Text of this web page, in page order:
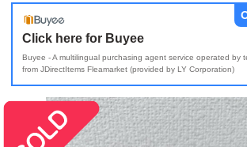
Click here for Buyee
Buyee - A multilingual purchasing agent service operated by
from JDirectItems Fleamarket (provided by LY Corporation)